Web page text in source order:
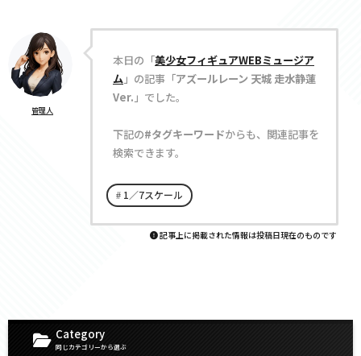
管理人
本日の「美少女フィギュアWEBミュージア
ム」の記事「アズールレーン 天城 走水静蓮
Ver. 」でした。
下記の#タグキーワードからも、関連記事を
検索できます。
1／7スケール
記事上に掲載された情報は投稿日現在のものです
Category
同じカテゴリーから選ぶ